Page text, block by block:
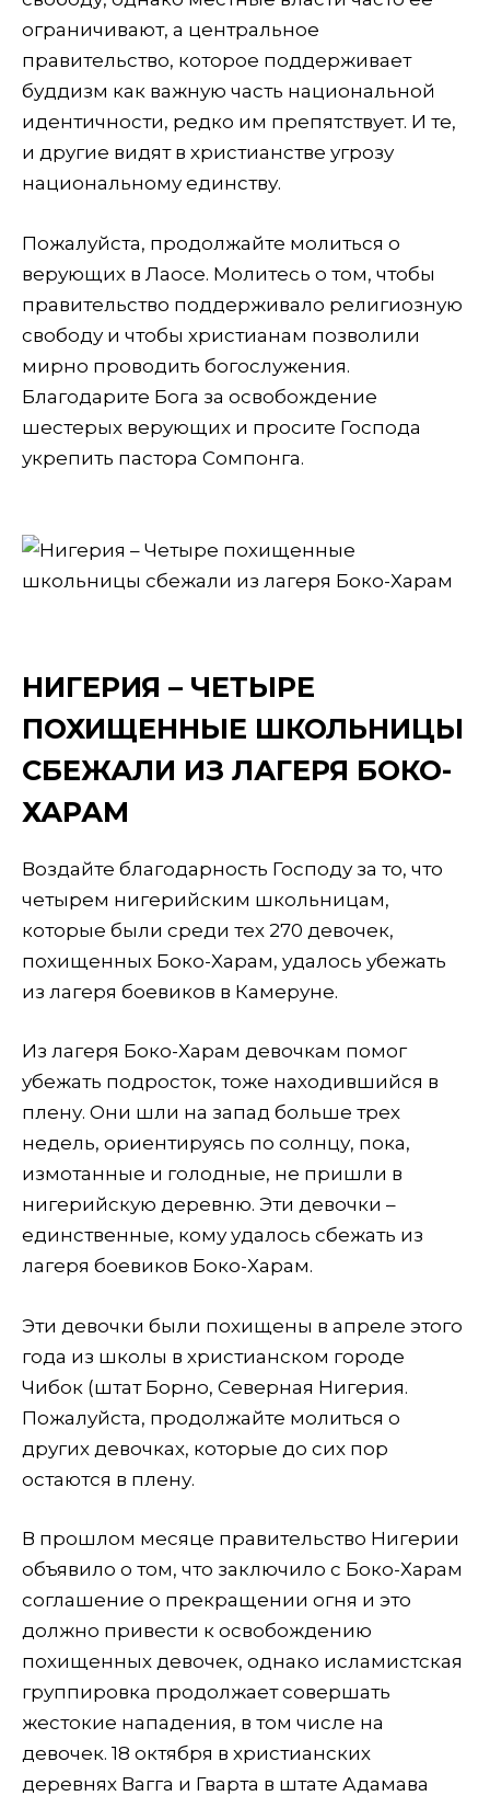
ограничивают, а центральное
правительство, которое поддерживает
буддизм как важную часть национальной
идентичности, редко им препятствует. И те,
и другие видят в христианстве угрозу
национальному единству.
Пожалуйста, продолжайте молиться о
верующих в Лаосе. Молитесь о том, чтобы
правительство поддерживало религиозную
свободу и чтобы христианам позволили
мирно проводить богослужения.
Благодарите Бога за освобождение
шестерых верующих и просите Господа
укрепить пастора Сомпонга.
НИГЕРИЯ – ЧЕТЫРЕ
ПОХИЩЕННЫЕ ШКОЛЬНИЦЫ
СБЕЖАЛИ ИЗ ЛАГЕРЯ БОКО-
ХАРАМ
Воздайте благодарность Господу за то, что
четырем нигерийским школьницам,
которые были среди тех 270 девочек,
похищенных Боко-Харам, удалось убежать
из лагеря боевиков в Камеруне.
Из лагеря Боко-Харам девочкам помог
убежать подросток, тоже находившийся в
плену. Они шли на запад больше трех
недель, ориентируясь по солнцу, пока,
измотанные и голодные, не пришли в
нигерийскую деревню. Эти девочки –
единственные, кому удалось сбежать из
лагеря боевиков Боко-Харам.
Эти девочки были похищены в апреле этого
года из школы в христианском городе
Чибок (штат Борно, Северная Нигерия.
Пожалуйста, продолжайте молиться о
других девочках, которые до сих пор
остаются в плену.
В прошлом месяце правительство Нигерии
объявило о том, что заключило с Боко-Харам
соглашение о прекращении огня и это
должно привести к освобождению
похищенных девочек, однако исламистская
группировка продолжает совершать
жестокие нападения, в том числе на
девочек. 18 октября в христианских
деревнях Вагга и Гварта в штате Адамава